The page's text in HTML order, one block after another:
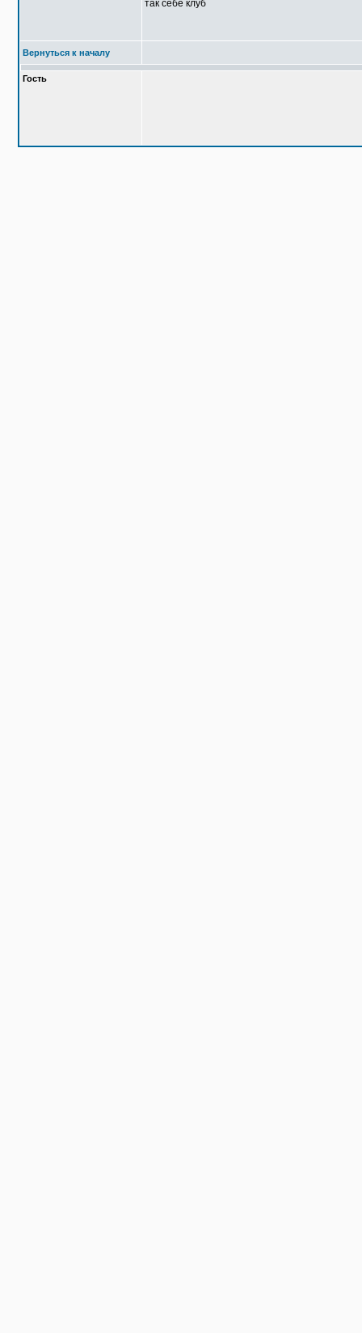
так себе клуб
Вернуться к началу
Гость